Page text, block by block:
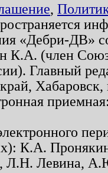
,
«Дебри-ДВ»
К.А. (член
Главный
К.А.
Л.Н. Левина,